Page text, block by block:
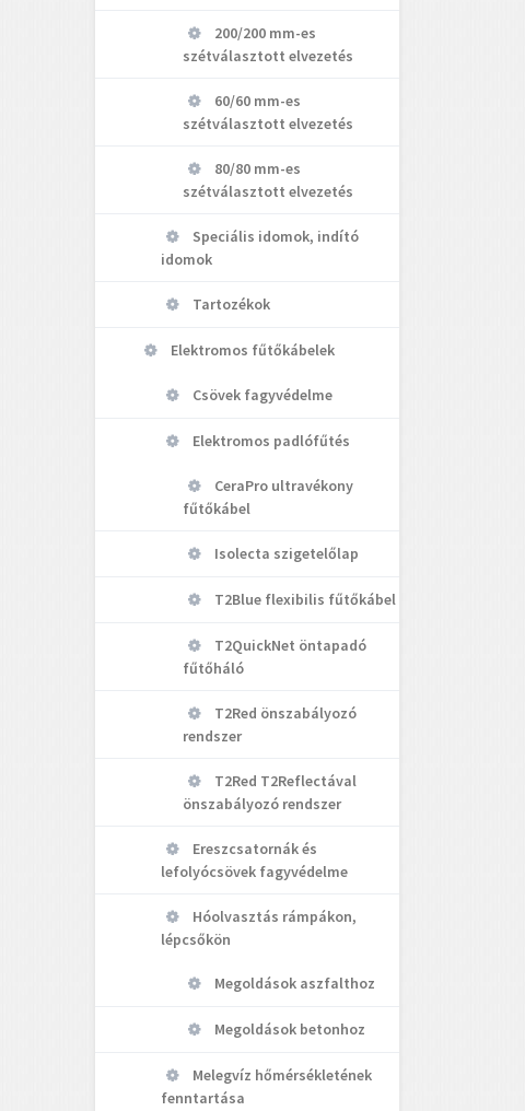
200/200 mm-es
szétválasztott elvezetés
60/60 mm-es
szétválasztott elvezetés
80/80 mm-es
szétválasztott elvezetés
Speciális idomok, indító
idomok
Tartozékok
Elektromos fűtőkábelek
Csövek fagyvédelme
Elektromos padlófűtés
CeraPro ultravékony
fűtőkábel
Isolecta szigetelőlap
T2Blue flexibilis fűtőkábel
T2QuickNet öntapadó
fűtőháló
T2Red önszabályozó
rendszer
T2Red T2Reflectával
önszabályozó rendszer
Ereszcsatornák és
lefolyócsövek fagyvédelme
Hóolvasztás rámpákon,
lépcsőkön
Megoldások aszfalthoz
Megoldások betonhoz
Melegvíz hőmérsékletének
fenntartása